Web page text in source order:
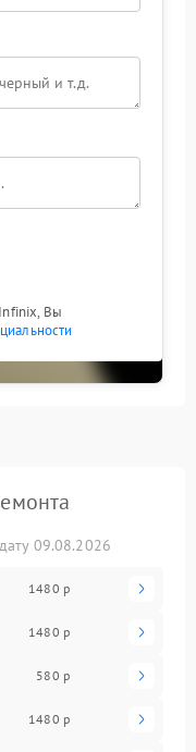
Infinix, Вы
09.08.2026
1480 р
1480 р
580 р
1480 р